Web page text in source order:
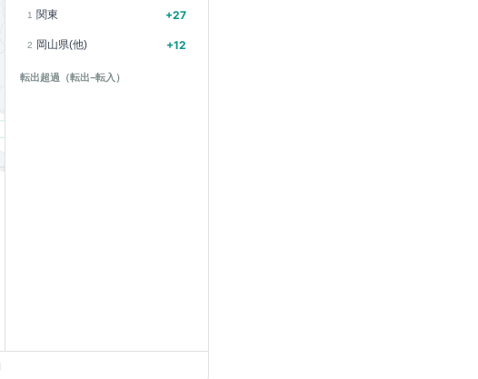
1 関東 +27
2 岡山県(他) +12
転出超過（転出−転入）